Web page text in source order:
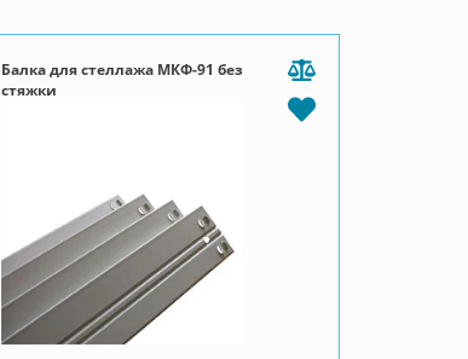
Балка для стеллажа МКФ-91 без
стяжки